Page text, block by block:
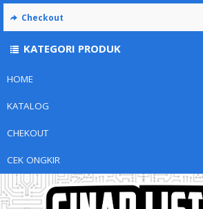
HOME
KATALOG
CHEKOUT
CEK ONGKIR
Checkout
KATEGORI PRODUK